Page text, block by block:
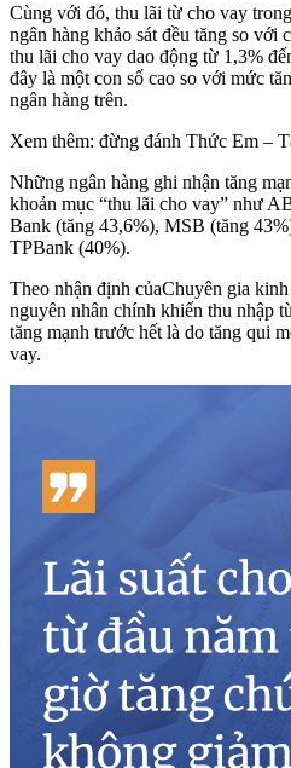
Cùng với đó, thu lãi từ cho vay
ngân hàng khảo sát đều tăng so
thu lãi cho vay dao động từ 1,3%
đây là một con số cao so với mức
ngân hàng trên.
Xem thêm: đừng đánh Thức Em –
Những ngân hàng ghi nhận tăng
khoản mục “thu lãi cho vay” như
Bank (tăng 43,6%), MSB (tăng
TPBank (40%).
Theo nhận định củaChuyên gia
nguyên nhân chính khiến thu nhập
tăng mạnh trước hết là do tăng qui
vay.